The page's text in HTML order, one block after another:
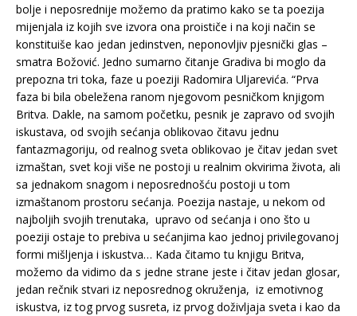
bolje i neposrednije možemo da pratimo kako se ta poezija
mijenjala iz kojih sve izvora ona proističe i na koji način se
konstituiše kao jedan jedinstven, neponovljiv pjesnički glas –
smatra Božović. Jedno sumarno čitanje Gradiva bi moglo da
prepozna tri toka, faze u poeziji Radomira Uljarevića. “Prva
faza bi bila obeležena ranom njegovom pesničkom knjigom
Britva. Dakle, na samom početku, pesnik je zapravo od svojih
iskustava, od svojih sećanja oblikovao čitavu jednu
fantazmagoriju, od realnog sveta oblikovao je čitav jedan svet
izmaštan, svet koji više ne postoji u realnim okvirima života, ali
sa jednakom snagom i neposrednošću postoji u tom
izmaštanom prostoru sećanja. Poezija nastaje, u nekom od
najboljih svojih trenutaka, upravo od sećanja i ono što u
poeziji ostaje to prebiva u sećanjima kao jednoj privilegovanoj
formi mišljenja i iskustva… Kada čitamo tu knjigu Britva,
možemo da vidimo da s jedne strane jeste i čitav jedan glosar,
jedan rečnik stvari iz neposrednog okruženja, iz emotivnog
iskustva, iz tog prvog susreta, iz prvog doživljaja sveta i kao da